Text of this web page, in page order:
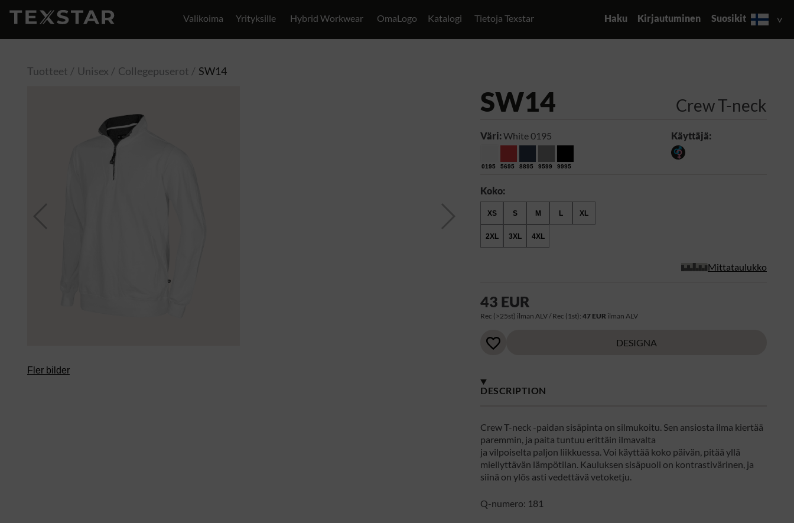
Valikoima Yrityksille Hybrid Workwear OmaLogo Katalogi Tietoja Texstar Haku Kirjautuminen Suosikit
Tuotteet Unisex Collegepuserot SW14
Fler bilder
SW14 Crew T-neck
Väri:White 0195
0195 5695 8895 9599 9995
Käyttäjä:
Koko:
XS S M L XL
2XL 3XL 4XL
Mittataulukko
43 EUR
Rec (>25st) ilman ALV / Rec (1st):47 EUR ilman ALV
DESIGNA
DESCRIPTION
Crew T-neck -paidan sisäpinta on silmukoitu. Sen ansiosta ilma kiertää
paremmin, ja paita tuntuu erittäin ilmavalta
ja vilpoiselta paljon liikkuessa. Voi käyttää koko päivän, pitää yllä
miellyttävän lämpötilan. Kauluksen sisäpuoli on kontrastivärinen, ja
siinä on ylös asti vedettävä vetoketju.
Q-numero: 181